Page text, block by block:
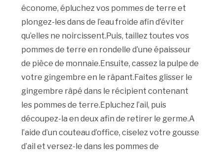
économe, épluchez vos pommes de terre et
plongez-les dans de l’eau froide afin d’éviter
qu’elles ne noircissent.Puis, taillez toutes vos
pommes de terre en rondelle d’une épaisseur
de pièce de monnaie.Ensuite, cassez la pulpe de
votre gingembre en le râpant.Faites glisser le
gingembre râpé dans le récipient contenant
les pommes de terre.Epluchez l’ail, puis
découpez-la en deux afin de retirer le germe.A
l’aide d’un couteau d’office, ciselez votre gousse
d’ail et versez-le dans les pommes de